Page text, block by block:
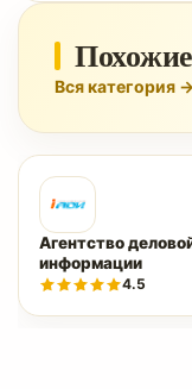
Вся категория →
Агентство
информации
4.5